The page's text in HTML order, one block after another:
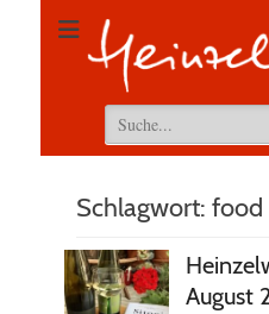
Suchen
nach:
Schlagwort: food
August